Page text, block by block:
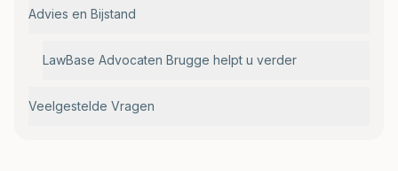
Advies en Bijstand
LawBase Advocaten Brugge helpt u verder
Veelgestelde Vragen